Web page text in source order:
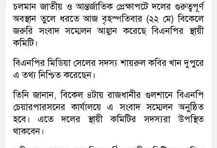
চলমান জাতীয় ও আন্তর্জাতিক প্রেক্ষাপটে দলের গুরুত্বপূর্ণ
অবস্থান তুলে ধরতে আজ বৃহস্পতিবার (২২ মে) বিকেলে
জরুরি সংবাদ সম্মেলন আহ্বান করেছে বিএনপির স্থায়ী
কমিটি।
বিএনপির মিডিয়া সেলের সদস্য শায়রুল কবির খান দুপুরে
এ তথ্য নিশ্চিত করেছেন।
তিনি জানান, বিকেল ৪টায় রাজধানীর গুলশানে বিএনপি
চেয়ারপারসনের কার্যালয়ে এ সংবাদ সম্মেলন অনুষ্ঠিত
হবে। এতে দলের স্থায়ী কমিটির সদস্যরা উপস্থিত
থাকবেন।